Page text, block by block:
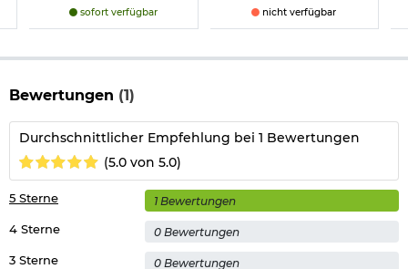
Wichtige waffenrechtliche Informationen:Artikel frei ab 18
anklicken)
Führen nur mit "kleinen Waffenschein"! Bitte beachten Sie
auch folgenden Link:Umgang mit Gas- und Signalwaffen
Herstellerinformationen
sofort verfügbar nicht verfügbar
Bewertungen (1)
Durchschnittlicher Empfehlung bei 1 Bewertungen
(5.0 von 5.0)
3 Sterne 0 Bewertungen
4 Sterne 0 Bewertungen
5 Sterne 1 Bewertungen